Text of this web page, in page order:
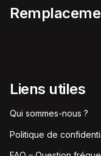
Liens utiles
Qui sommes-nous ?
Politique de